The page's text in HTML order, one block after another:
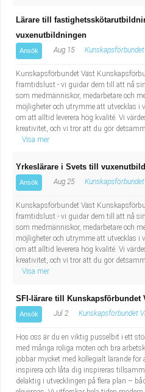
Lärare till
vuxenutbildningen
Ansök Aug 15
Kunskapsförbundet Väst
framtidslust - vi guidar dem till att nå
som medmänniskor, medarbetare och
möjligheter och utrymme att utvecklas i
om att alltid leverera hög kvalité. Vi
kreativitet, och vi tror att du gör
Visa mer
Yrkeslärare i Svets till
Ansök Aug 25
Kunskapsförbundet Väst
framtidslust - vi guidar dem till att nå
som medmänniskor, medarbetare och
möjligheter och utrymme att utvecklas i
om att alltid leverera hög kvalité. Vi
kreativitet, och vi tror att du gör
Visa mer
SFI-lärare till Kunskapsförbundet
Ansök Jul 2 Kunskapsförbundet
Hos oss är du en viktig pusselbit i ett
med många roliga möten och bra
jobbar mycket med kollegialt lärande
inspirera och låta dig inspireras
delaktig i utvecklingen på flera plan –